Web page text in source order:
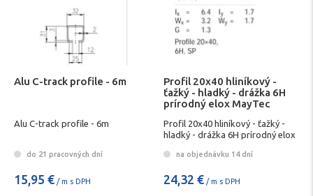
Alu C-track profile - 6m
Alu C-track profile - 6m
do 21 pracovných dní
15,95 € / m s DPH
Profil 20x40 hliníkový -
ťažký - hladký - drážka 6H
prírodný elox MayTec
Profil 20x40 hliníkový - ťažký -
hladký - drážka 6H prírodný elox
na objednávku 14 dní
24,32 € / m s DPH